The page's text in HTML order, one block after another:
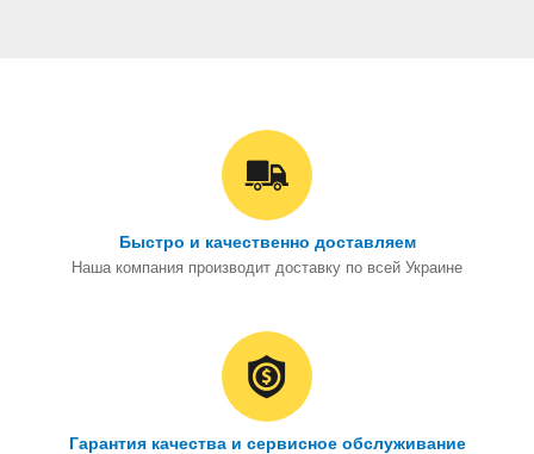
Быстро и качественно доставляем
Наша компания производит доставку по всей Украине
Гарантия качества и сервисное обслуживание